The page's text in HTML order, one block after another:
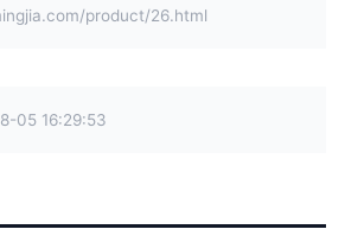
product/26.html
05 16:29:53